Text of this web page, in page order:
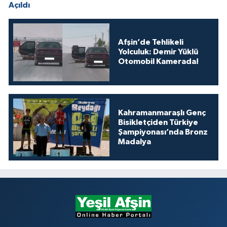
Açıldı
Afşin’de Tehlikeli
Yolculuk: Demir Yüklü
Otomobil Kamerada!
Kahramanmaraşlı Genç
Bisikletçiden Türkiye
Şampiyonası’nda Bronz
Madalya